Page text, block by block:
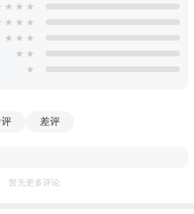
限，游戏交友两不误；
道，手残党不过新手关；
封神，神兵利器尽显到底。
★ ★ ★
★ ★ ★
★ ★ ★
★ ★
★
差评
暂无更多评论